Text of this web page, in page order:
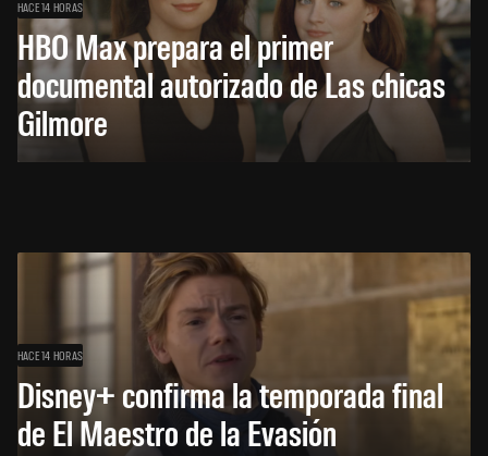
HACE 14 HORAS
HBO Max prepara el primer
documental autorizado de Las chicas
Gilmore
HACE 14 HORAS
Disney+ confirma la temporada final
de El Maestro de la Evasión